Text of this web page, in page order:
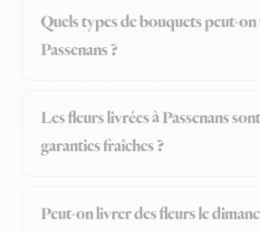
Quels types de bouquets peut-
Passenans ?
Les fleurs livrées à Passenans
garanties fraîches ?
Peut-on livrer des fleurs le